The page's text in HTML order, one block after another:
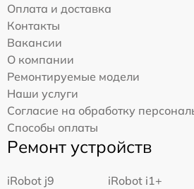
Оплата и доставка
Контакты
Вакансии
О компании
Ремонтируемые модели
Наши услуги
Согласие на обработку
Способы оплаты
Ремонт устройств
iRobot j9
iRobot i1+